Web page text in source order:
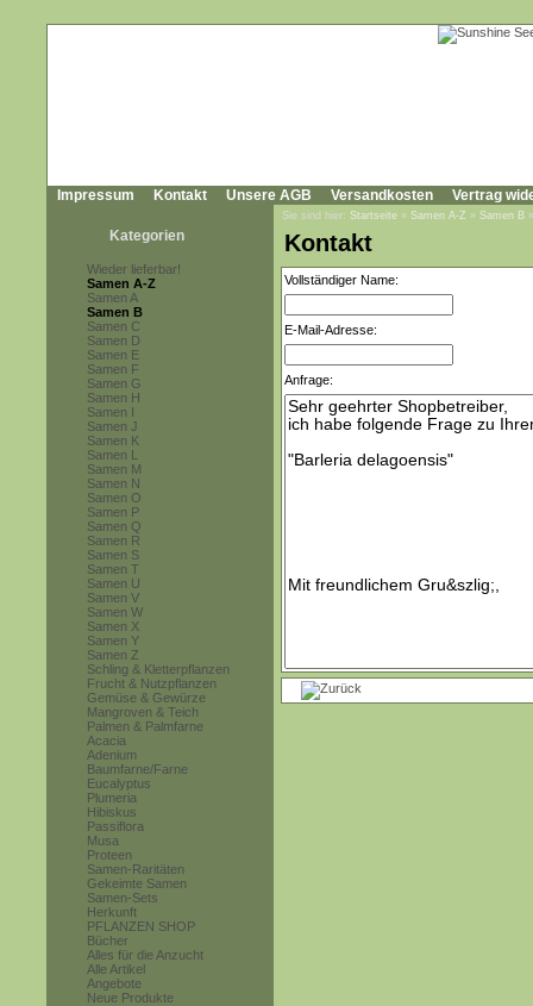
Impressum Kontakt Unsere AGB Versandkosten Vertrag
Kategorien
Wieder lieferbar!
Samen A-Z
Samen A
Samen B
Samen C
Samen D
Samen E
Samen F
Samen G
Samen H
Samen I
Samen J
Samen K
Samen L
Samen M
Samen N
Samen O
Samen P
Samen Q
Samen R
Samen S
Samen T
Samen U
Samen V
Samen W
Samen X
Samen Y
Samen Z
Schling & Kletterpflanzen
Frucht & Nutzpflanzen
Gemüse & Gewürze
Mangroven & Teich
Palmen & Palmfarne
Acacia
Adenium
Baumfarne/Farne
Eucalyptus
Plumeria
Hibiskus
Passiflora
Musa
Proteen
Samen-Raritäten
Gekeimte Samen
Samen-Sets
Herkunft
PFLANZEN SHOP
Bücher
Alles für die Anzucht
Alle Artikel
Angebote
Neue Produkte
Sie sind hier: Startseite » Samen A-Z » Samen B
Kontakt
Vollständiger Name:
E-Mail-Adresse:
Anfrage: